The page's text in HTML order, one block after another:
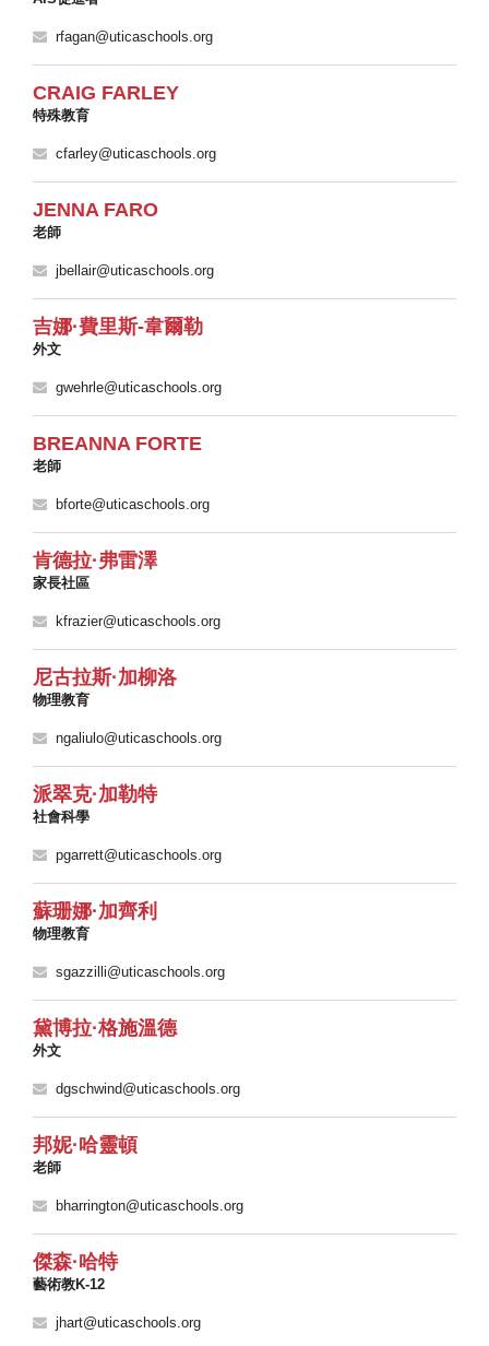
rfagan@uticaschools.org
CRAIG FARLEY
特殊教育
cfarley@uticaschools.org
JENNA FARO
老師
jbellair@uticaschools.org
吉娜·費里斯-韋爾勒
外文
gwehrle@uticaschools.org
BREANNA FORTE
老師
bforte@uticaschools.org
肯德拉·弗雷澤
家長社區
kfrazier@uticaschools.org
尼古拉斯·加柳洛
物理教育
ngaliulo@uticaschools.org
派翠克·加勒特
社會科學
pgarrett@uticaschools.org
蘇珊娜·加齊利
物理教育
sgazzilli@uticaschools.org
黛博拉·格施溫德
外文
dgschwind@uticaschools.org
邦妮·哈靈頓
老師
bharrington@uticaschools.org
傑森·哈特
藝術教K-12
jhart@uticaschools.org